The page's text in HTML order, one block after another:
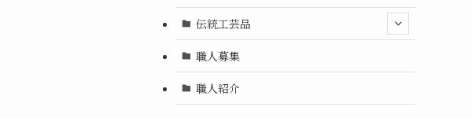
伝統工芸品
職人募集
職人紹介